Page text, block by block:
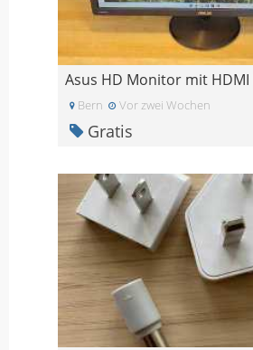
Asus HD Monitor mit HDMI
Bern Vor zwei Wochen
Gratis